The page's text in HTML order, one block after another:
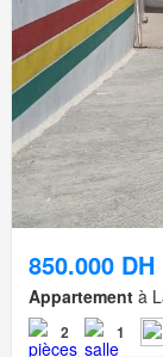
850.000 DH
Appartement à
2 1